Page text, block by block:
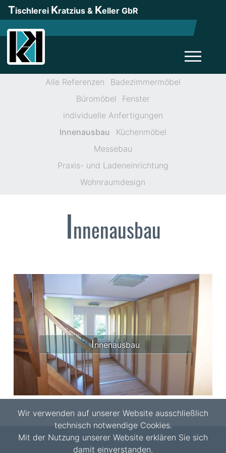
Tischlerei Kratzius & Keller GbR
Alle Referenzen
Badezimmermöbel
Büromöbel
Fenster
individuelle Anfertigungen
Innenausbau
Küchenmöbel
Messebau
Praxis- und Ladeneinrichtung
Wohnraumdesign
Innenausbau
Innenausbau
Kontakt
Impressum
Wir verwenden auf unserer Website ausschließlich
technisch notwendige Cookies.
Mit der Nutzung unserer Website erklären Sie sich
damit einverstanden.